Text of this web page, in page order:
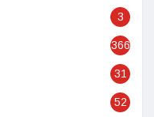
3
366
31
52